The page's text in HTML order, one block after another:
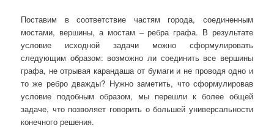
Поставим в соответствие частям города, соединенным
мостами, вершины, а мостам – ребра графа. В результате
условие исходной задачи можно сформулировать
следующим образом: возможно ли соединить все вершины
графа, не отрывая карандаша от бумаги и не проводя одно и
то же ребро дважды? Нужно заметить, что сформулировав
условие подобным образом, мы перешли к более общей
задаче, что позволяет говорить о большей универсальности
конечного решения.